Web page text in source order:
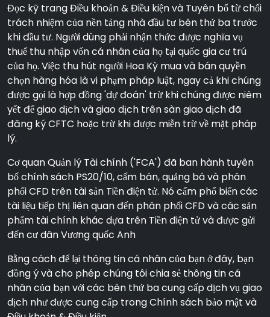
Đọc kỹ trang Điều khoản & Điều kiện và Tuyên bố từ chối
trách nhiệm của nền tảng nhà đầu tư bên thứ ba trước
khi đầu tư. Người dùng phải nhận thức được nghĩa vụ
thuế thu nhập vốn cá nhân của họ tại quốc gia cư trú
của họ. Việc thu hút người Hoa Kỳ mua và bán quyền
chọn hàng hóa là vi phạm pháp luật, ngay cả khi chúng
được gọi là hợp đồng 'dự đoán' trừ khi chúng được niêm
yết để giao dịch và giao dịch trên sàn giao dịch đã
đăng ký CFTC hoặc trừ khi được miễn trừ về mặt pháp
lý.
Cơ quan Quản lý Tài chính ('FCA') đã ban hành tuyên
bố chính sách PS20/10, cấm bán, quảng bá và phân
phối CFD trên tài sản Tiền điện tử. Nó cấm phổ biến các
tài liệu tiếp thị liên quan đến phân phối CFD và các sản
phẩm tài chính khác dựa trên Tiền điện tử và được gửi
đến cư dân Vương quốc Anh
Bằng cách để lại thông tin cá nhân của bạn ở đây, bạn
đồng ý và cho phép chúng tôi chia sẻ thông tin cá
nhân của bạn với các bên thứ ba cung cấp dịch vụ giao
dịch như được cung cấp trong Chính sách bảo mật và